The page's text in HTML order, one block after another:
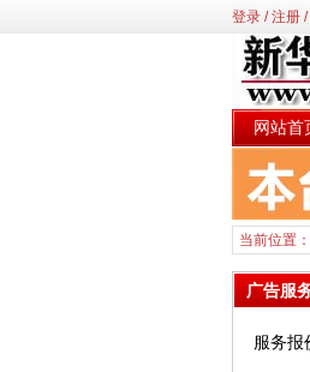
登录/注册/
网站首
当前位置：
广告服
服务报